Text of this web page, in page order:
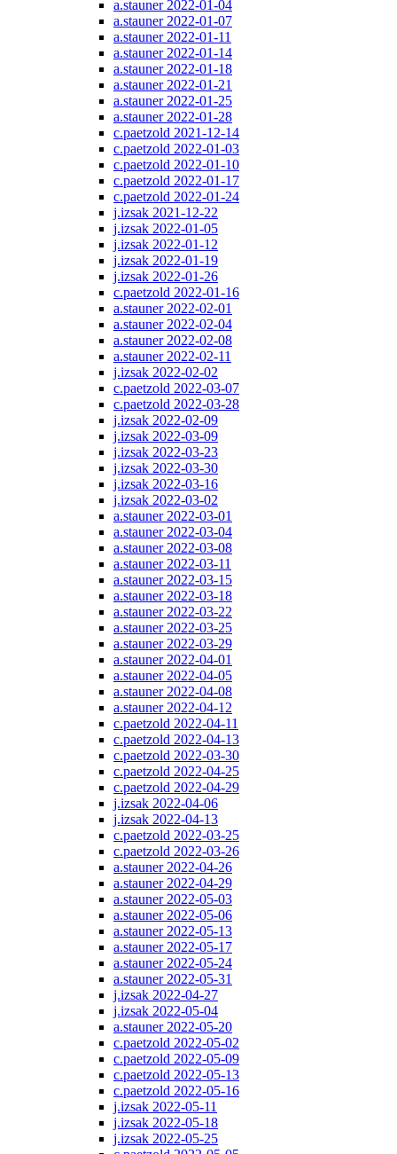
a.stauner 2022-01-04
a.stauner 2022-01-07
a.stauner 2022-01-11
a.stauner 2022-01-14
a.stauner 2022-01-18
a.stauner 2022-01-21
a.stauner 2022-01-25
a.stauner 2022-01-28
c.paetzold 2021-12-14
c.paetzold 2022-01-03
c.paetzold 2022-01-10
c.paetzold 2022-01-17
c.paetzold 2022-01-24
j.izsak 2021-12-22
j.izsak 2022-01-05
j.izsak 2022-01-12
j.izsak 2022-01-19
j.izsak 2022-01-26
c.paetzold 2022-01-16
a.stauner 2022-02-01
a.stauner 2022-02-04
a.stauner 2022-02-08
a.stauner 2022-02-11
j.izsak 2022-02-02
c.paetzold 2022-03-07
c.paetzold 2022-03-28
j.izsak 2022-02-09
j.izsak 2022-03-09
j.izsak 2022-03-23
j.izsak 2022-03-30
j.izsak 2022-03-16
j.izsak 2022-03-02
a.stauner 2022-03-01
a.stauner 2022-03-04
a.stauner 2022-03-08
a.stauner 2022-03-11
a.stauner 2022-03-15
a.stauner 2022-03-18
a.stauner 2022-03-22
a.stauner 2022-03-25
a.stauner 2022-03-29
a.stauner 2022-04-01
a.stauner 2022-04-05
a.stauner 2022-04-08
a.stauner 2022-04-12
c.paetzold 2022-04-11
c.paetzold 2022-04-13
c.paetzold 2022-03-30
c.paetzold 2022-04-25
c.paetzold 2022-04-29
j.izsak 2022-04-06
j.izsak 2022-04-13
c.paetzold 2022-03-25
c.paetzold 2022-03-26
a.stauner 2022-04-26
a.stauner 2022-04-29
a.stauner 2022-05-03
a.stauner 2022-05-06
a.stauner 2022-05-13
a.stauner 2022-05-17
a.stauner 2022-05-24
a.stauner 2022-05-31
j.izsak 2022-04-27
j.izsak 2022-05-04
a.stauner 2022-05-20
c.paetzold 2022-05-02
c.paetzold 2022-05-09
c.paetzold 2022-05-13
c.paetzold 2022-05-16
j.izsak 2022-05-11
j.izsak 2022-05-18
j.izsak 2022-05-25